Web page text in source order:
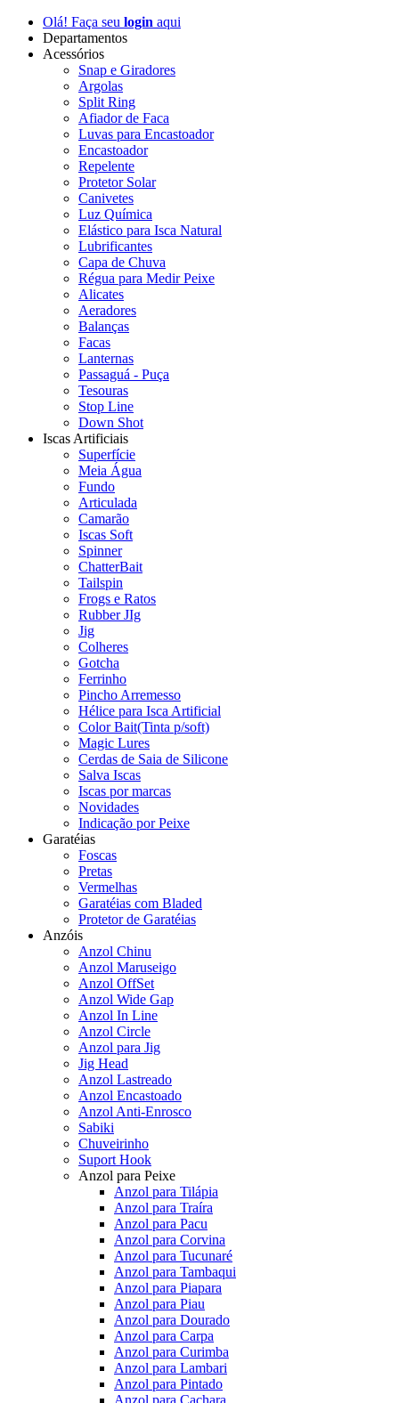
Olá! Faça seu login aqui
Departamentos
Acessórios
Snap e Giradores
Argolas
Split Ring
Afiador de Faca
Luvas para Encastoador
Encastoador
Repelente
Protetor Solar
Canivetes
Luz Química
Elástico para Isca Natural
Lubrificantes
Capa de Chuva
Régua para Medir Peixe
Alicates
Aeradores
Balanças
Facas
Lanternas
Passaguá - Puça
Tesouras
Stop Line
Down Shot
Iscas Artificiais
Superfície
Meia Água
Fundo
Articulada
Camarão
Iscas Soft
Spinner
ChatterBait
Tailspin
Frogs e Ratos
Rubber JIg
Jig
Colheres
Gotcha
Ferrinho
Pincho Arremesso
Hélice para Isca Artificial
Color Bait(Tinta p/soft)
Magic Lures
Cerdas de Saia de Silicone
Salva Iscas
Iscas por marcas
Novidades
Indicação por Peixe
Garatéias
Foscas
Pretas
Vermelhas
Garatéias com Bladed
Protetor de Garatéias
Anzóis
Anzol Chinu
Anzol Maruseigo
Anzol OffSet
Anzol Wide Gap
Anzol In Line
Anzol Circle
Anzol para Jig
Jig Head
Anzol Lastreado
Anzol Encastoado
Anzol Anti-Enrosco
Sabiki
Chuveirinho
Suport Hook
Anzol para Peixe
Anzol para Tilápia
Anzol para Traíra
Anzol para Pacu
Anzol para Corvina
Anzol para Tucunaré
Anzol para Tambaqui
Anzol para Piapara
Anzol para Piau
Anzol para Dourado
Anzol para Carpa
Anzol para Curimba
Anzol para Lambari
Anzol para Pintado
Anzol para Cachara